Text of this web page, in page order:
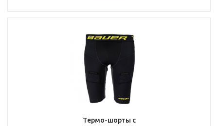
Термо-шорты с